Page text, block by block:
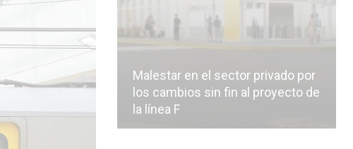
Malestar en el sector privado por
los cambios sin fin al proyecto de
la línea F